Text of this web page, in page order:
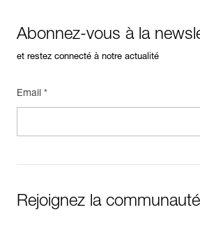
Abonnez-vous à la
et restez connecté à notre actualité
Email *
Rejoignez la